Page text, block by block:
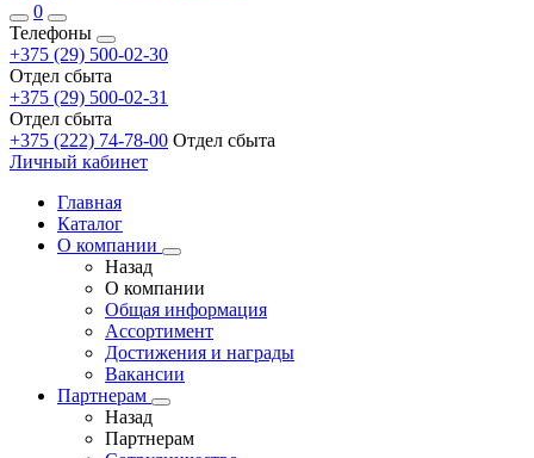
0
Телефоны
+375 (29) 500-02-30
Отдел сбыта
+375 (29) 500-02-31
Отдел сбыта
+375 (222) 74-78-00 Отдел сбыта
Личный кабинет
Главная
Каталог
О компании
Назад
О компании
Общая информация
Ассортимент
Достижения и награды
Вакансии
Партнерам
Назад
Партнерам